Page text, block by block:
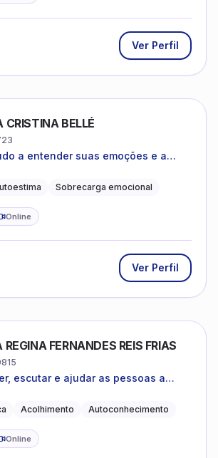
Ver Perfil
CRISTINA BELLÉ
a entender suas emoções e a
está vivendoSobrecarga emocional
Online
Ver Perfil
REGINA FERNANDES REIS FRIAS
escutar e ajudar as pessoas a
Acolhimento Autoconhecimento
Online